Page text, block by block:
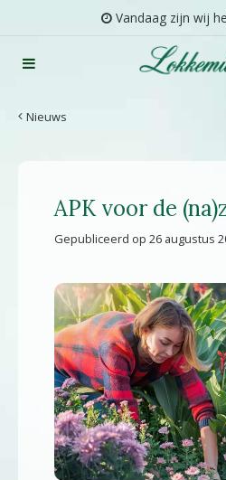
Nieuws
Vandaag zijn wij
APK voor de
Gepubliceerd op 26 augustus